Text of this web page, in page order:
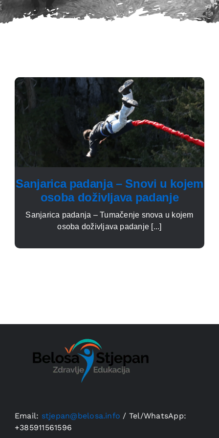
Sanjarica padanja – Snovi u kojem
osoba doživljava padanje
Sanjarica padanja – Tumačenje snova u kojem
osoba doživljava padanje [...]
Email: stjepan@belosa.info / Tel/WhatsApp:
+385911561596